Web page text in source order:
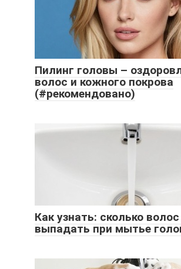
Пилинг головы –
волос и кожного покрова
(#рекомендовано)
Как узнать: сколько
выпадать при мытье